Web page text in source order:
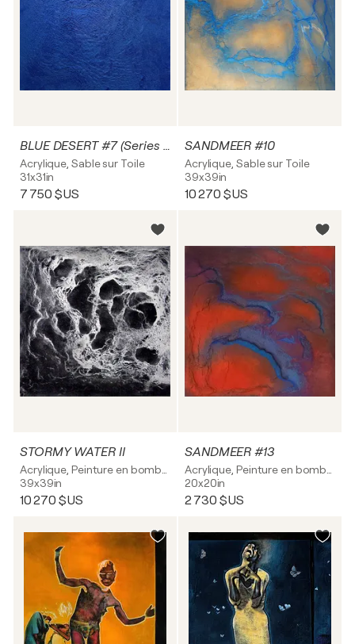
BLUE DESERT #7 (Series 2024)
Acrylique, Sable sur Toile
31x31in
7 750 $US
SANDMEER #10
Acrylique, Sable sur Toile
39x39in
10 270 $US
STORMY WATER II
39x39in
10 270 $US
SANDMEER #13
20x20in
2 730 $US